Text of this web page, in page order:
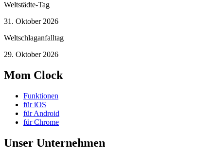
Weltstädte-Tag
31. Oktober 2026
Weltschlaganfalltag
29. Oktober 2026
Mom Clock
Funktionen
für iOS
für Android
für Chrome
Unser Unternehmen